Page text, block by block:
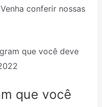
conferir nossas
que você